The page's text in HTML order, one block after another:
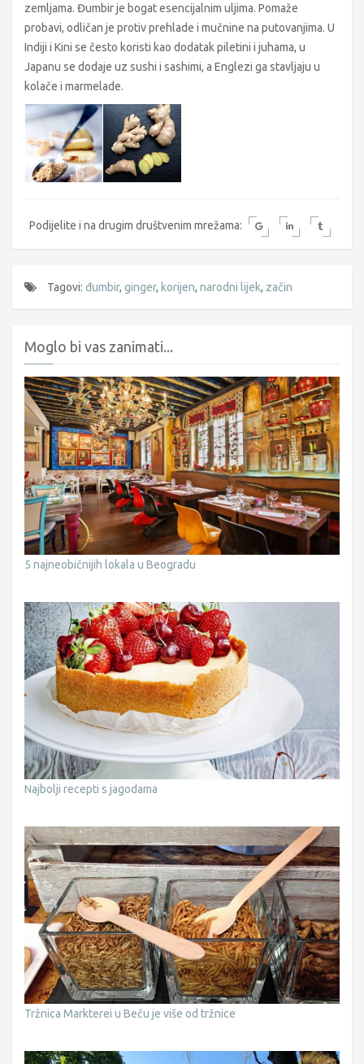
zemljama. Đumbir je bogat esencijalnim uljima. Pomaže
probavi, odličan je protiv prehlade i mučnine na putovanjima. U
Indiji i Kini se često koristi kao dodatak piletini i juhama, u
Japanu se dodaje uz sushi i sashimi, a Englezi ga stavljaju u
kolače i marmelade.
Podijelite i na drugim društvenim mrežama:
Tagovi: đumbir, ginger, korijen, narodni lijek, začin
Moglo bi vas zanimati...
5 najneobičnijih lokala u Beogradu
Najbolji recepti s jagodama
Tržnica Markterei u Beču je više od tržnice